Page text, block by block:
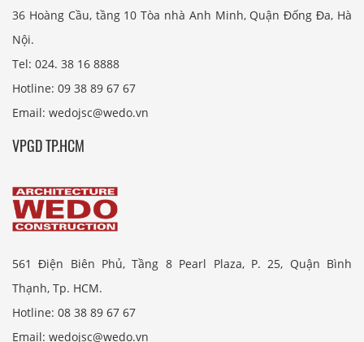
36 Hoàng Cầu, tầng 10 Tòa nhà Anh Minh, Quận Đống Đa, Hà
Nội.
Tel: 024. 38 16 8888
Hotline: 09 38 89 67 67
Email: wedojsc@wedo.vn
VPGD TP.HCM
561 Điện Biên Phủ, Tầng 8 Pearl Plaza, P. 25, Quận Bình
Thạnh, Tp. HCM.
Hotline: 08 38 89 67 67
Email: wedojsc@wedo.vn